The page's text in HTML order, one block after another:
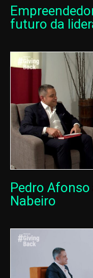
futuro da
Pedro
Nabeiro